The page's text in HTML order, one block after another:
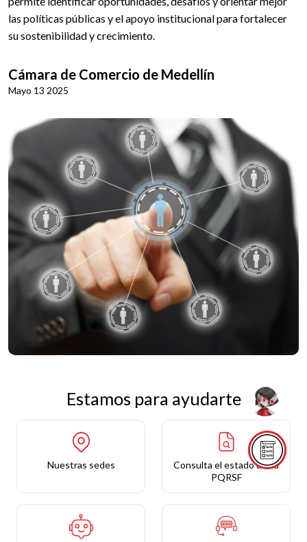
las políticas públicas y el apoyo institucional para fortalecer
su sostenibilidad y crecimiento.
Cámara de Comercio de Medellín
Mayo 13 2025
Estamos para ayudarte
Nuestras sedes
Consulta el estado de tu
PQRSF